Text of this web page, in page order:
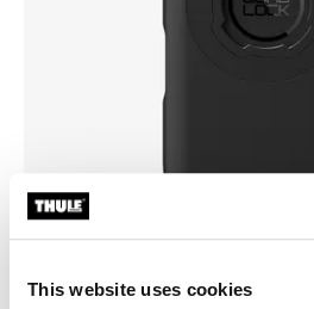
This website uses cookies